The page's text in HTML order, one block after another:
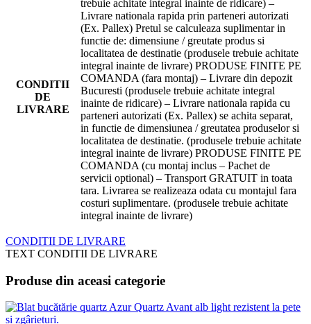
CONDITII
DE
LIVRARE
trebuie achitate integral inainte de ridicare) –
Livrare nationala rapida prin parteneri autorizati
(Ex. Pallex) Pretul se calculeaza suplimentar in
functie de: dimensiune / greutate produs si
localitatea de destinatie (produsele trebuie achitate
integral inainte de livrare) PRODUSE FINITE PE
COMANDA (fara montaj) – Livrare din depozit
Bucuresti (produsele trebuie achitate integral
inainte de ridicare) – Livrare nationala rapida cu
parteneri autorizati (Ex. Pallex) se achita separat,
in functie de dimensiunea / greutatea produselor si
localitatea de destinatie. (produsele trebuie achitate
integral inainte de livrare) PRODUSE FINITE PE
COMANDA (cu montaj inclus – Pachet de
servicii optional) – Transport GRATUIT in toata
tara. Livrarea se realizeaza odata cu montajul fara
costuri suplimentare. (produsele trebuie achitate
integral inainte de livrare)
CONDITII DE LIVRARE
TEXT CONDITII DE LIVRARE
Produse din aceasi categorie